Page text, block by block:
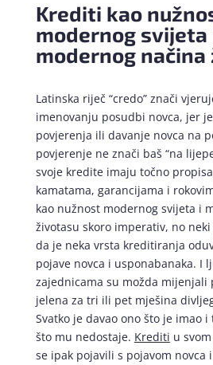
Krediti kao
modernog svijeta
modernog načina
Latinska riječ “credo” znači
imenovanju posudbi novca, jer
povjerenja ili davanje novca na
povjerenje ne znači baš “na
svoje kredite imaju točno
kamatama, garancijama i
kao nužnost modernog svijeta i
životasu skoro imperativ, no
da je neka vrsta kreditiranja
pojave novca i usponabanaka. I
zajednicama su možda mijenjali
jelena za tri ili pet mješina
Svatko je davao ono što je imao
što mu nedostaje. Krediti u
se ipak pojavili s pojavom novca